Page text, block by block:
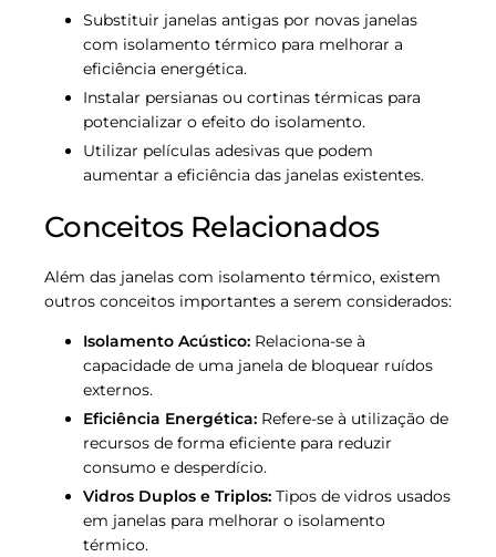
Substituir janelas antigas por novas janelas
com isolamento térmico para melhorar a
eficiência energética.
Instalar persianas ou cortinas térmicas para
potencializar o efeito do isolamento.
Utilizar películas adesivas que podem
aumentar a eficiência das janelas existentes.
Conceitos Relacionados
Além das janelas com isolamento térmico, existem
outros conceitos importantes a serem considerados:
Isolamento Acústico: Relaciona-se à
capacidade de uma janela de bloquear ruídos
externos.
Eficiência Energética: Refere-se à utilização de
recursos de forma eficiente para reduzir
consumo e desperdício.
Vidros Duplos e Triplos: Tipos de vidros usados
em janelas para melhorar o isolamento
térmico.